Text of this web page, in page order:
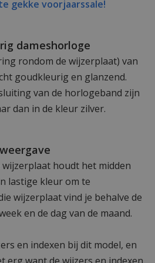
gekke voorjaarssale!
dameshorloge
rondom de wijzerplaat) van
goudkleurig en glanzend.
van de horlogeband zijn
dan in de kleur zilver.
houdt het midden
lastige kleur om te
wijzerplaat vind je behalve de
en de dag van de maand.
en indexen bij dit model, en